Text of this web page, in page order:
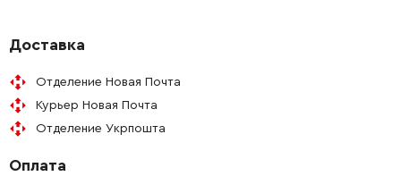
324873-0
267239-0 5.00 Грн
451930-2 131.00 Грн
Доставка
Отделение Новая Почта
Курьер Новая Почта
Отделение Укрпошта
Оплата